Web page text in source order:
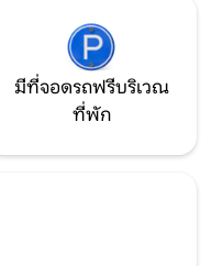
มีที่จอดรถฟรีบริเวณ
ที่พัก